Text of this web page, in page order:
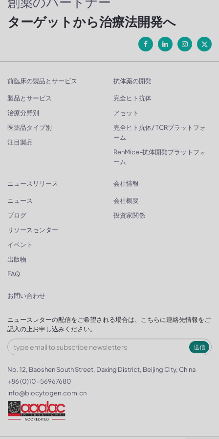
ターゲットから治療法開発へ
前臨床の製品とサービス
製品とサービス
治療分野別
医薬品タイプ別
注目製品
抗体薬の開発
完全ヒト抗体
アセット
完全ヒト抗体/ TCRプラットフォ
ーム
RenMice-抗体開発プラットフォ
ーム
ニュースリリース
ニュース
ブログ
リソースセンター
イベント
出版物
FAQ
会社情報
会社概要
投資家関係
お問い合わせ
ニュースレターの配信をご希望される場合は、こちらに連絡先情報をご
記入の上お申し込みください。
送信
No. 12, Baoshen South Street, Daxing District, Beijing City, China
+86 (0)10-56967680
info@biocytogen.com.cn